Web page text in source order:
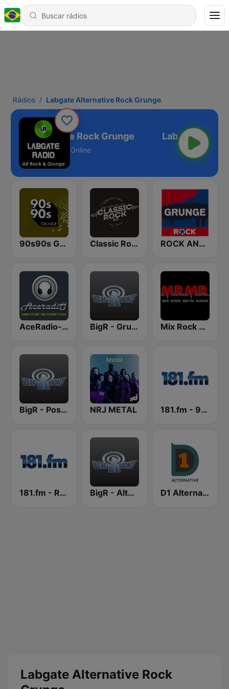
Rádios Labgate Alternative Rock Grunge
Alternative Rock Grunge
Online
90s90s Grunge Classic Rock 109 ROCK ANTENNE Grunge
AceRadio-90s Alternative Rock BigR - Grunge FM Mix Rock Metal Radio
BigR - Post Grunge Rock NRJ METAL 181.fm - 90's Alternative
181.fm - Rock 181 BigR - Alternative Rock D1 Alternative
Labgate Alternative Rock